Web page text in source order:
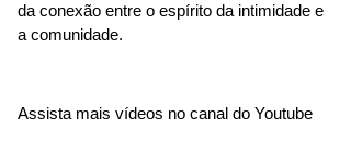
da conexão entre o espírito da intimidade e
a comunidade.
Assista mais vídeos no canal do Youtube